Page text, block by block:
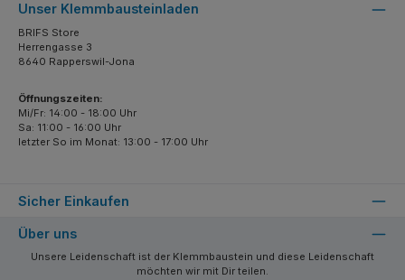
Sicher Einkaufen
Unser Klemmbausteinladen
BRIFS Store
Herrengasse 3
8640 Rapperswil-Jona
Öffnungszeiten:
Mi/Fr: 14:00 - 18:00 Uhr
Sa: 11:00 - 16:00 Uhr
letzter So im Monat: 13:00 - 17:00 Uhr
Über uns
Unsere Leidenschaft ist der Klemmbaustein und diese Leidenschaft
möchten wir mit Dir teilen.